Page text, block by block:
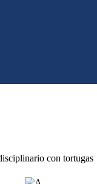
con tortugas